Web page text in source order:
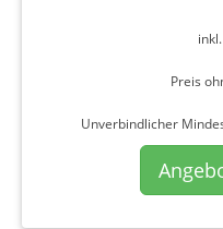
Preis
Unverbindlicher